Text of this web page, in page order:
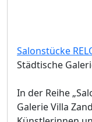
Salonstücke
Städtische
In der Reihe
Galerie Villa